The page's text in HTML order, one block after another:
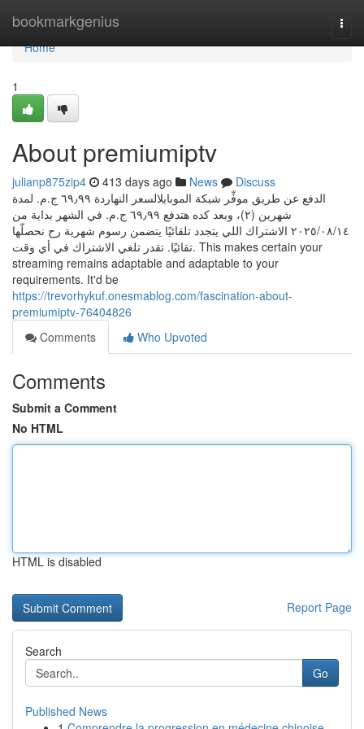
bookmarkgenius
Home
Home
1
About premiumiptv
julianp875zip4 413 days ago News
Discuss
الدفع عن طريق موفِّر شبكة الموبايلالسعر النهاردة ‏٦٩٫٩٩ ج.م.‏ لمدة
شهرين (٢)، وبعد كده هتدفع ‏٦٩٫٩٩ ج.م.‏ في الشهر بداية من
١٤‏/٠٨‏/٢٠٢٥ الاشتراك اللي يتجدد تلقائيًا يتضمن رسوم شهرية رح نحصلّها
تقائيًا. تقدر تلغي الاشتراك في أي وقت. This makes certain your
streaming remains adaptable and adaptable to your
requirements. It'd be
https://trevorhykuf.onesmablog.com/fascination-about-
premiumiptv-76404826
Comments
Who Upvoted
Comments
Submit a Comment
No HTML
HTML is disabled
Report Page
Search
Go
Published News